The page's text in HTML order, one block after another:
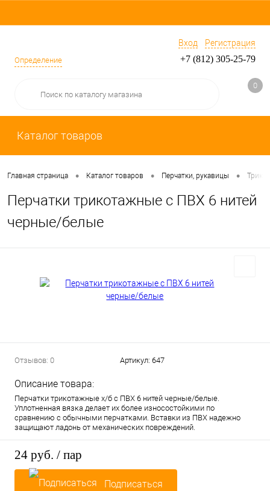
Определение
Вход Регистрация
+7 (812) 305-25-79
0
Каталог товаров
Главная страница • Каталог товаров • Перчатки, рукавицы •
Перчатки трикотажные с ПВХ 6 нитей
черные/белые
Отзывов: 0 Артикул: 647
Описание товара:
Перчатки трикотажные х/б с ПВХ 6 нитей черные/белые.
Уплотненная вязка делает их более износостойкими по
сравнению с обычными перчатками. Вставки из ПВХ надежно
защищают ладонь от механических повреждений.
24 руб. / пар
Подписаться